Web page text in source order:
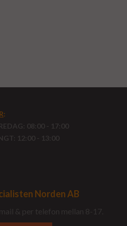
:
08:00 - 17:00
12:00 - 13:00
Norden AB
& per telefon mellan 8-17.